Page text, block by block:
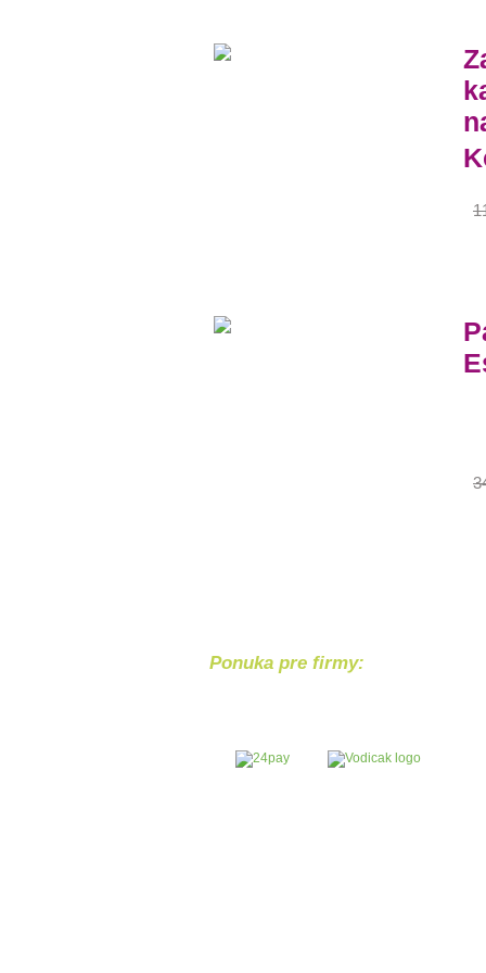
Ponuka pre firmy: